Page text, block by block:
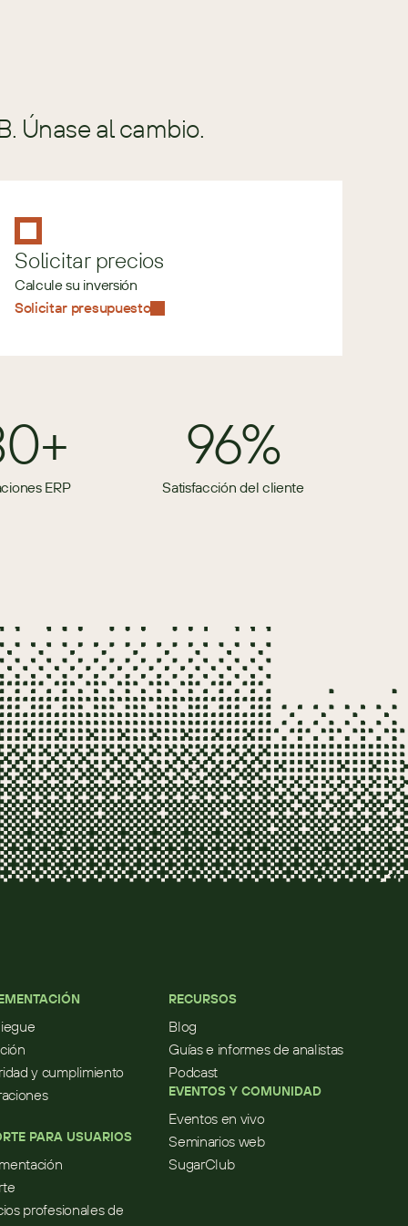
Únase al cambio.
Solicitar precios
Calcule su inversión
Solicitar presupuesto
ERP
96%
Satisfacción del cliente
y cumplimiento
PARA USUARIOS
profesionales de
RECURSOS
Blog
Guías e informes de analistas
Podcast
EVENTOS Y COMUNIDAD
Eventos en vivo
Seminarios web
SugarClub